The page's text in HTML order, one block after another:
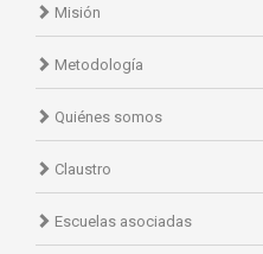
Misión
Metodología
Quiénes somos
Claustro
Escuelas asociadas